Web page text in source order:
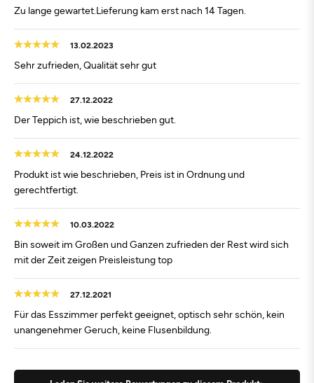
Zu lange gewartet.Lieferung kam erst nach 14 Tagen.
13.02.2023
Sehr zufrieden, Qualität sehr gut
27.12.2022
Der Teppich ist, wie beschrieben gut.
24.12.2022
Produkt ist wie beschrieben, Preis ist in Ordnung und
gerechtfertigt.
10.03.2022
Bin soweit im Großen und Ganzen zufrieden der Rest wird sich
mit der Zeit zeigen Preisleistung top
27.12.2021
Für das Esszimmer perfekt geeignet, optisch sehr schön, kein
unangenehmer Geruch, keine Flusenbildung.